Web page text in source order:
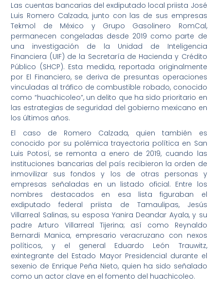
Las cuentas bancarias del exdiputado local priista José
Luis Romero Calzada, junto con las de sus empresas
Tekmol de México y Grupo Gasolinero RomCal,
permanecen congeladas desde 2019 como parte de
una investigación de la Unidad de Inteligencia
Financiera (UIF) de la Secretaría de Hacienda y Crédito
Público (SHCP). Esta medida, reportada originalmente
por El Financiero, se deriva de presuntas operaciones
vinculadas al tráfico de combustible robado, conocido
como “huachicoleo”, un delito que ha sido prioritario en
las estrategias de seguridad del gobierno mexicano en
los últimos años.
El caso de Romero Calzada, quien también es
conocido por su polémica trayectoria política en San
Luis Potosí, se remonta a enero de 2019, cuando las
instituciones bancarias del país recibieron la orden de
inmovilizar sus fondos y los de otras personas y
empresas señaladas en un listado oficial. Entre los
nombres destacados en esa lista figuraban el
exdiputado federal priista de Tamaulipas, Jesús
Villarreal Salinas, su esposa Yanira Deandar Ayala, y su
padre Arturo Villarreal Tijerina; así como Reynaldo
Bernardi Manica, empresario veracruzano con nexos
políticos, y el general Eduardo León Trauwitz,
exintegrante del Estado Mayor Presidencial durante el
sexenio de Enrique Peña Nieto, quien ha sido señalado
como un actor clave en el fomento del huachicoleo.